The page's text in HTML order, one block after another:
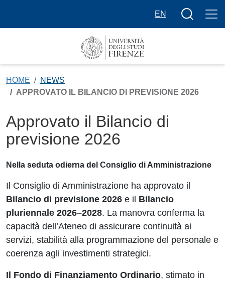
EN
Bottone
HOME
NEWS
APPROVATO IL BILANCIO DI PREVISIONE 2026
Approvato il Bilancio di
previsione 2026
Nella seduta odierna del Consiglio di Amministrazione
Il Consiglio di Amministrazione ha approvato il
Bilancio di previsione 2026 e il Bilancio
pluriennale 2026–2028. La manovra conferma la
capacità dell’Ateneo di assicurare continuità ai
servizi, stabilità alla programmazione del personale e
coerenza agli investimenti strategici.
Il Fondo di Finanziamento Ordinario, stimato in